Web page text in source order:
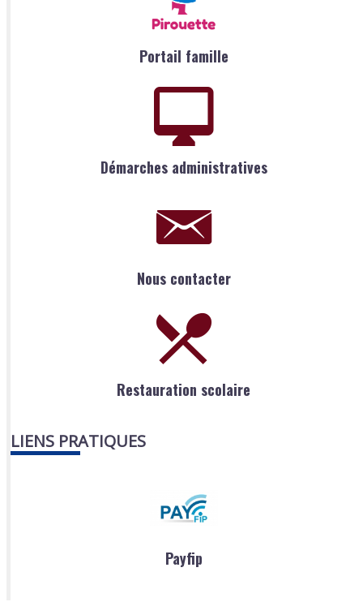
Portail famille
Démarches administratives
Nous contacter
Restauration scolaire
LIENS PRATIQUES
Payfip